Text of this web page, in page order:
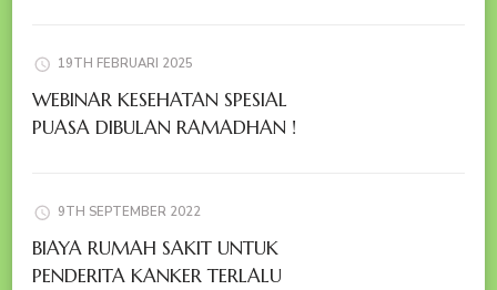
19TH FEBRUARI 2025
WEBINAR KESEHATAN SPESIAL
PUASA DIBULAN RAMADHAN !
9TH SEPTEMBER 2022
BIAYA RUMAH SAKIT UNTUK
PENDERITA KANKER TERLALU